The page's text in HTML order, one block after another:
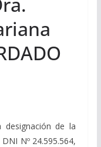
designación de la
Nº 24.595.564,